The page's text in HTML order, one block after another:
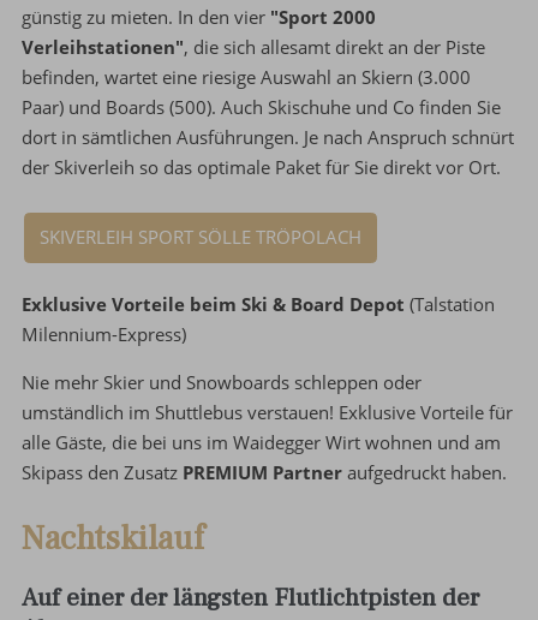
günstig zu mieten. In den vier "Sport 2000
Verleihstationen", die sich allesamt direkt an der Piste
befinden, wartet eine riesige Auswahl an Skiern (3.000
Paar) und Boards (500). Auch Skischuhe und Co finden Sie
dort in sämtlichen Ausführungen. Je nach Anspruch schnürt
der Skiverleih so das optimale Paket für Sie direkt vor Ort.
SKIVERLEIH SPORT SÖLLE TRÖPOLACH
Exklusive Vorteile beim Ski & Board Depot (Talstation
Milennium-Express)
Nie mehr Skier und Snowboards schleppen oder
umständlich im Shuttlebus verstauen! Exklusive Vorteile für
alle Gäste, die bei uns im Waidegger Wirt wohnen und am
Skipass den Zusatz PREMIUM Partner aufgedruckt haben.
Nachtskilauf
Auf einer der längsten Flutlichtpisten der